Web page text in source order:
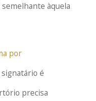
semelhante àquela
por
é
precisa